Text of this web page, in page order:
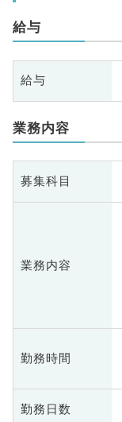
給与
給与
業務内容
募集科目
業務内容
勤務時間
勤務日数